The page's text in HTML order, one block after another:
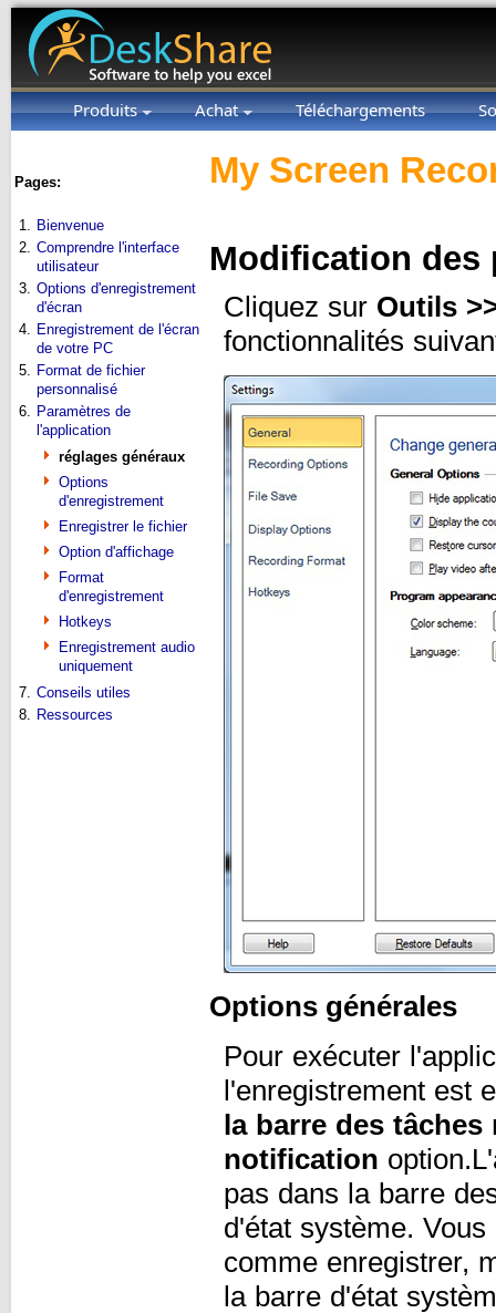
Produits Achat Téléchargements
Pages:
1. Bienvenue
2. Comprendre l'interface
utilisateur
3. Options d'enregistrement
d'écran
4. Enregistrement de l'écran
de votre PC
5. Format de fichier
personnalisé
6. Paramètres de
l'application
réglages généraux
Options
d'enregistrement
Enregistrer le fichier
Option d'affichage
Format
d'enregistrement
Hotkeys
Enregistrement audio
uniquement
7. Conseils utiles
8. Ressources
My Screen
Modification des
Cliquez sur Outils
fonctionnalités
Options générales
Pour exécuter
l'enregistrement est
la barre des
notification
pas dans la barre
d'état système.
comme enregistrer,
la barre d'état